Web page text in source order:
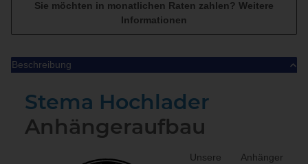
Sie möchten in monatlichen Raten zahlen? Weitere
Informationen
Beschreibung
Stema Hochlader
Anhängeraufbau
Unsere Anhänger